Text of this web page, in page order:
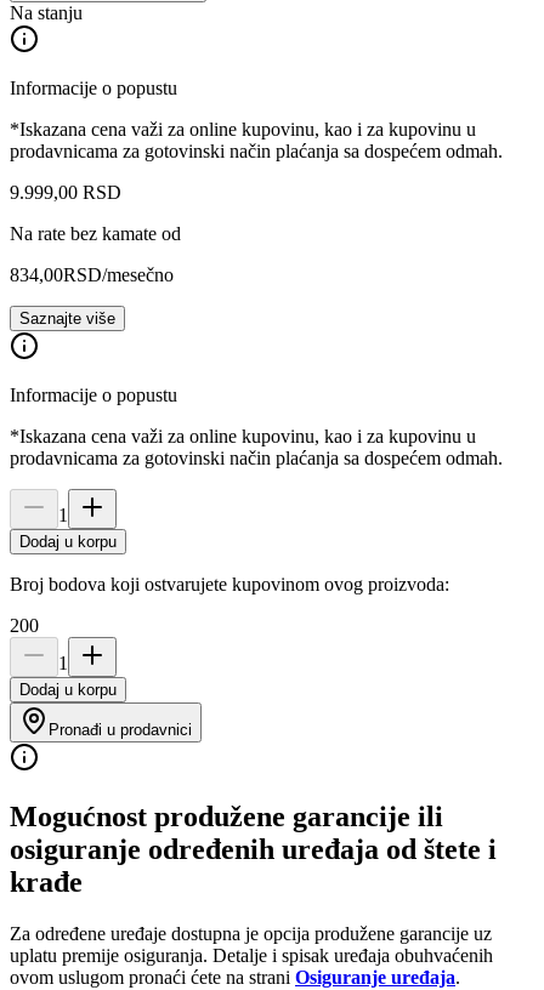
Na stanju
Informacije o popustu
*Iskazana cena važi za online kupovinu, kao i za kupovinu u
prodavnicama za gotovinski način plaćanja sa dospećem odmah.
9.999,00 RSD
Na rate bez kamate od
834,00RSD/mesečno
Saznajte više
Informacije o popustu
*Iskazana cena važi za online kupovinu, kao i za kupovinu u
prodavnicama za gotovinski način plaćanja sa dospećem odmah.
1
Dodaj u korpu
Broj bodova koji ostvarujete kupovinom ovog proizvoda:
200
1
Dodaj u korpu
Pronađi u prodavnici
Mogućnost produžene garancije ili
osiguranje određenih uređaja od štete i
krađe
Za određene uređaje dostupna je opcija produžene garancije uz
uplatu premije osiguranja. Detalje i spisak uređaja obuhvaćenih
ovom uslugom pronaći ćete na strani Osiguranje uređaja.